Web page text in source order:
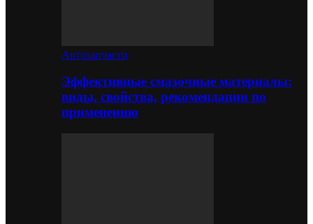
Автозапчасти
Эффективные смазочные материалы:
виды, свойства, рекомендации по
применению